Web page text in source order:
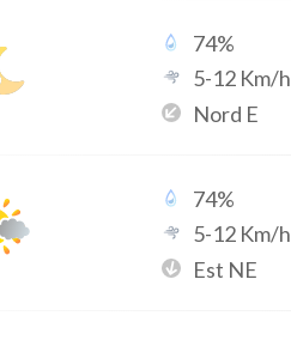
74%
5-12 Km/h
Nord E
74%
5-12 Km/h
Est NE